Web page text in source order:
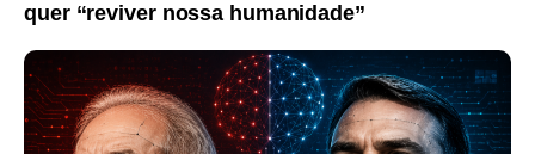
quer “reviver nossa humanidade”